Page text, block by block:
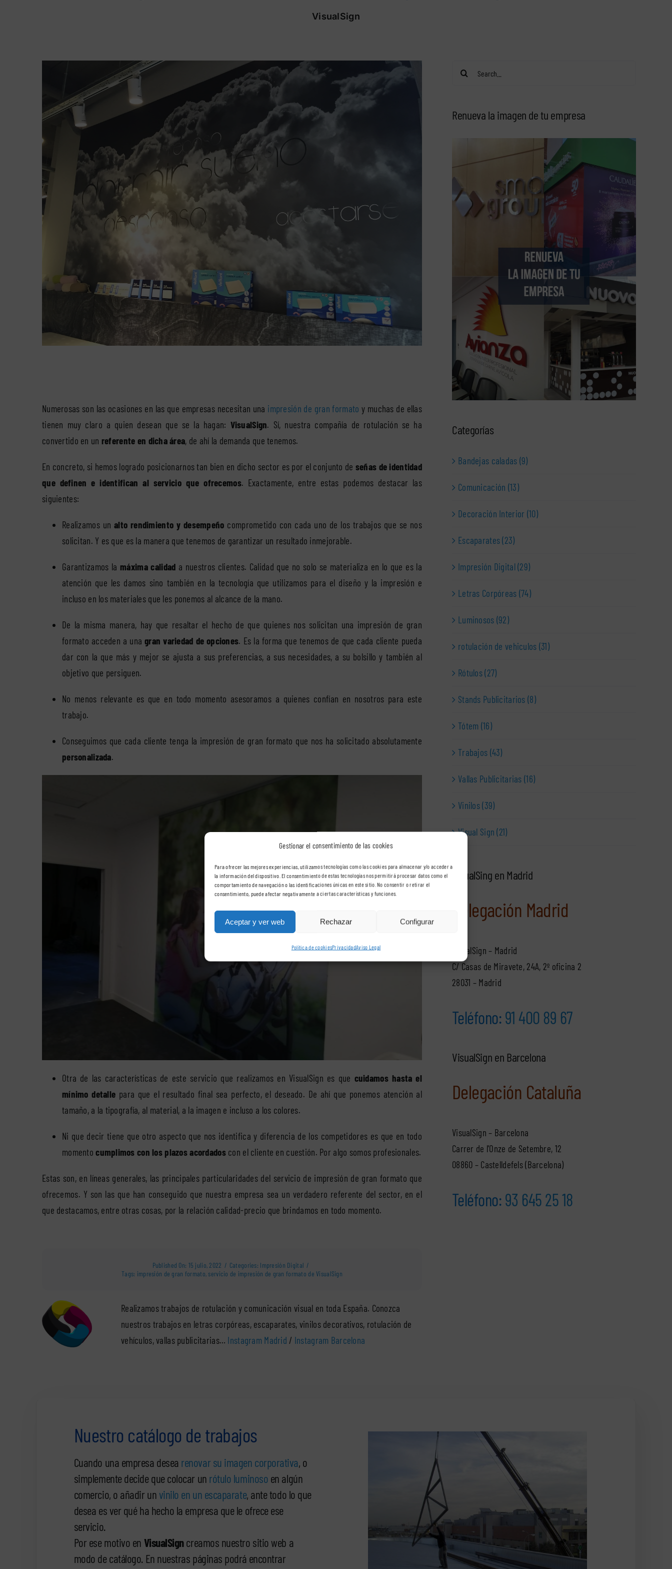
Gestionar el consentimiento de las cookies
Para ofrecer las mejores experiencias, utilizamos tecnologías como las cookies para almacenar y/o acceder a
la información del dispositivo. El consentimiento de estas tecnologías nos permitirá procesar datos como el
comportamiento de navegación o las identificaciones únicas en este sitio. No consentir o retirar el
consentimiento, puede afectar negativamente a ciertas características y funciones.
Aceptar y ver web Rechazar Configurar
Política de cookiesPrivacidadAviso Legal
VisualSign
Numerosas son las ocasiones en las que empresas necesitan una impresión de gran formato y muchas de ellas
tienen muy claro a quien desean que se la hagan: VisualSign. Sí, nuestra compañía de rotulación se ha
convertido en un referente en dicha área, de ahí la demanda que tenemos.
En concreto, si hemos logrado posicionarnos tan bien en dicho sector es por el conjunto de señas de identidad
que definen e identifican al servicio que ofrecemos. Exactamente, entre estas podemos destacar las
siguientes:
Realizamos un alto rendimiento y desempeño comprometido con cada uno de los trabajos que se nos
solicitan. Y es que es la manera que tenemos de garantizar un resultado inmejorable.
Garantizamos la máxima calidad a nuestros clientes. Calidad que no solo se materializa en lo que es la
atención que les damos sino también en la tecnología que utilizamos para el diseño y la impresión e
incluso en los materiales que les ponemos al alcance de la mano.
De la misma manera, hay que resaltar el hecho de que quienes nos solicitan una impresión de gran
formato acceden a unagran variedad de opciones. Es la forma que tenemos de que cada cliente pueda
dar con la que más y mejor se ajusta a sus preferencias, a sus necesidades, a su bolsillo y también al
objetivo que persiguen.
No menos relevante es que en todo momento asesoramos a quienes confían en nosotros para este
trabajo.
Conseguimos que cada cliente tenga la impresión de gran formato que nos ha solicitado absolutamente
personalizada.
Otra de las características de este servicio que realizamos en VisualSign es que cuidamos hasta el
mínimo detalle para que el resultado final sea perfecto, el deseado. De ahí que ponemos atención al
tamaño, a la tipografía, al material, a la imagen e incluso a los colores.
Ni que decir tiene que otro aspecto que nos identifica y diferencia de los competidores es que en todo
momentocumplimos con los plazos acordadoscon el cliente en cuestión. Por algo somos profesionales.
Estas son, en líneas generales, las principales particularidades del servicio de impresión de gran formato que
ofrecemos. Y son las que han conseguido que nuestra empresa sea un verdadero referente del sector, en el
que destacamos, entre otras cosas, por la relación calidad-precio que brindamos en todo momento.
Published On: 15 julio, 2022 / Categories: Impresión Digital /
Tags: impresión de gran formato,servicio de impresión de gran formato de VisualSign
Realizamos trabajos de rotulación y comunicación visual en toda España. Conozca
nuestros trabajos en letras corpóreas, escaparates, vinilos decorativos, rotulación de
vehículos, vallas publicitarias… Instagram Madrid / Instagram Barcelona
Search
Renueva la imagen de tu empresa
Categorías
Bandejas caladas (9)
Comunicación (13)
Decoración Interior (10)
Escaparates (23)
Impresión Digital (29)
Letras Corpóreas (74)
Luminosos (92)
rotulación de vehiculos (31)
Rótulos (27)
Stands Publicitarios (8)
Tótem (16)
Trabajos (43)
Vallas Publicitarias (16)
Vinilos (39)
Visual Sign (21)
VisualSing en Madrid
Delegación Madrid
VisualSign – Madrid
C/ Casas de Miravete, 24A, 2º oficina 2
28031 – Madrid
Teléfono:91 400 89 67
VisualSign en Barcelona
Delegación Cataluña
VisualSign – Barcelona
Carrer de l’Onze de Setembre, 12
08860 – Castelldefels (Barcelona)
Teléfono:93 645 25 18
Nuestro catálogo de trabajos
Cuando una empresa desea renovar su imagen corporativa, o
simplemente decide que colocar un rótulo luminoso en algún
comercio, o añadir unvinilo en un escaparate, ante todo lo que
desea es ver qué ha hecho la empresa que le ofrece ese
servicio.
Por ese motivo en VisualSigncreamos nuestro sitio web a
modo de catálogo. En nuestras páginas podrá encontrar